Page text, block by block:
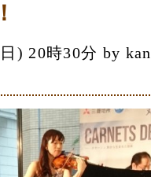
) 20時30分 by